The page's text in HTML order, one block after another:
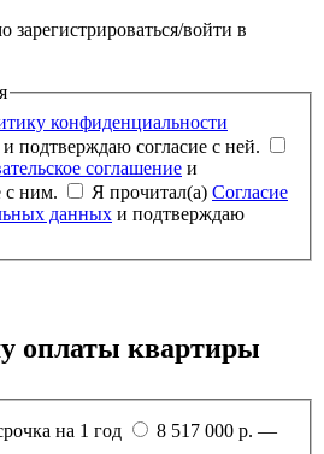
зарегистрироваться/войти в
конфиденциальности
и подтверждаю согласие с ней.
соглашение
с ним.
Я прочитал(а) Согласие
данных
оплаты квартиры
на 1 год
8 517 000 р. —